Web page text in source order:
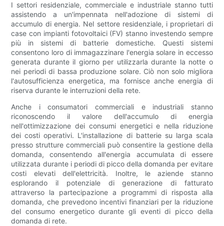
I settori residenziale, commerciale e industriale stanno tutti
assistendo a un'impennata nell'adozione di sistemi di
accumulo di energia. Nel settore residenziale, i proprietari di
case con impianti fotovoltaici (FV) stanno investendo sempre
più in sistemi di batterie domestiche. Questi sistemi
consentono loro di immagazzinare l'energia solare in eccesso
generata durante il giorno per utilizzarla durante la notte o
nei periodi di bassa produzione solare. Ciò non solo migliora
l'autosufficienza energetica, ma fornisce anche energia di
riserva durante le interruzioni della rete.
Anche i consumatori commerciali e industriali stanno
riconoscendo il valore dell'accumulo di energia
nell'ottimizzazione dei consumi energetici e nella riduzione
dei costi operativi. L'installazione di batterie su larga scala
presso strutture commerciali può consentire la gestione della
domanda, consentendo all'energia accumulata di essere
utilizzata durante i periodi di picco della domanda per evitare
costi elevati dell'elettricità. Inoltre, le aziende stanno
esplorando il potenziale di generazione di fatturato
attraverso la partecipazione a programmi di risposta alla
domanda, che prevedono incentivi finanziari per la riduzione
del consumo energetico durante gli eventi di picco della
domanda di rete.